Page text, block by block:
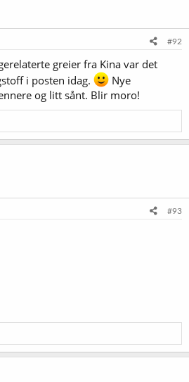
#92
greier fra Kina var det
i posten idag.
Nye
og litt sånt. Blir moro!
#93